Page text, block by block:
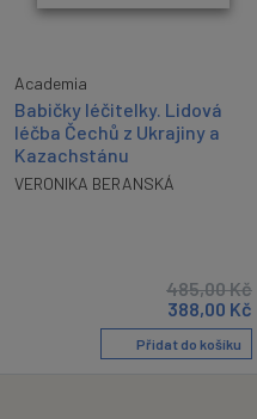
Academia
Babičky léčitelky. Lidová
léčba Čechů z Ukrajiny a
Kazachstánu
VERONIKA BERANSKÁ
485,00Kč
388,00 Kč
Přidat do košíku